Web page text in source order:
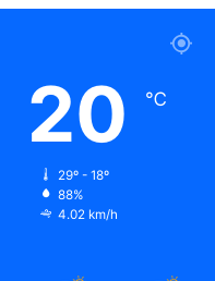
20 ℃
29º - 18º
88%
4.02 km/h